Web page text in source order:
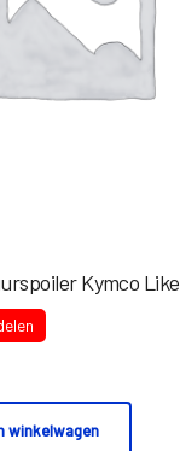
Kymco Like
winkelwagen